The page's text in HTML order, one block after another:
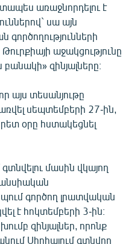
առաջնորդելու է
սա այն
գործողությունների
աջակցությունը
զինյալները։
այս տեսանյութը
սեպտեմբերի 27-ին,
օրը հստակեցնել
մասին վկայող
գործող լրատվական
է հոկտեմբերի 3-ին։
զինյալներ, որոնք
Սիրիայում գտնվող